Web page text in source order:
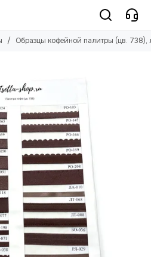
Образцы кофейной палитры (цв. 738),